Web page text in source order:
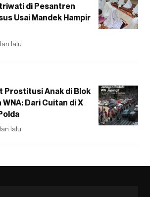
di Pesantren
Usai Mandek Hampir
lalu
Prostitusi Anak di Blok
Dari Cuitan di X
lalu